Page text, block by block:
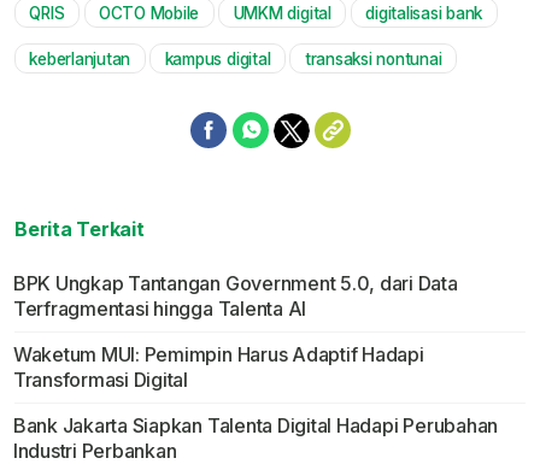
QRIS OCTO Mobile UMKM digital digitalisasi bank
keberlanjutan kampus digital transaksi nontunai
Berita Terkait
BPK Ungkap Tantangan Government 5.0, dari Data
Terfragmentasi hingga Talenta AI
Waketum MUI: Pemimpin Harus Adaptif Hadapi
Transformasi Digital
Bank Jakarta Siapkan Talenta Digital Hadapi Perubahan
Industri Perbankan